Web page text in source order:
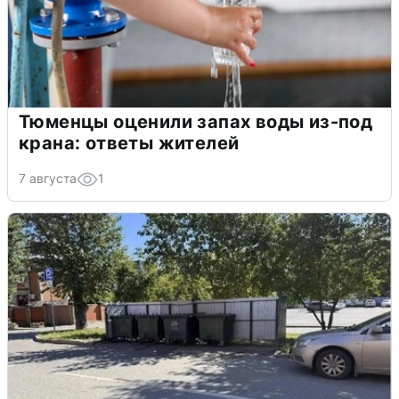
Тюменцы оценили запах воды из-под
крана: ответы жителей
7 августа 1